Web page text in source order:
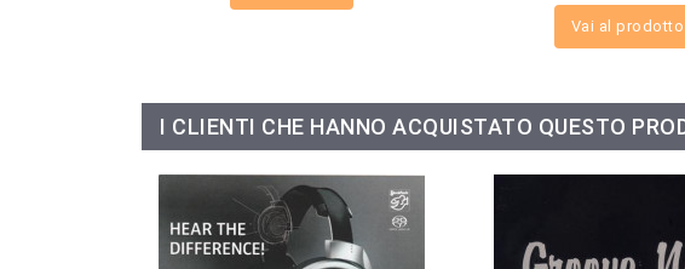
Vai al prodotto
I CLIENTI CHE HANNO ACQUISTATO QUESTO